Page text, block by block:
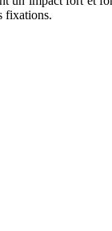
fixations.